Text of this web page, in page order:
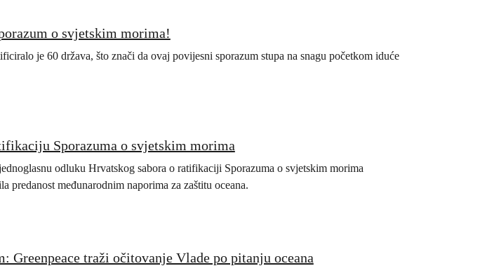
o svjetskim morima!
je 60 država, što znači da ovaj povijesni sporazum stupa na snagu početkom iduće
Sporazuma o svjetskim morima
odluku Hrvatskog sabora o ratifikaciji Sporazuma o svjetskim morima
predanost međunarodnim naporima za zaštitu oceana.
Greenpeace traži očitovanje Vlade po pitanju oceana